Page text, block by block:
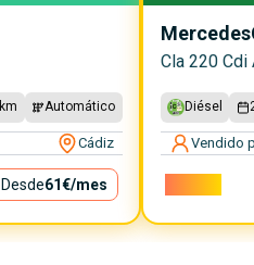
km Automático
Cádiz
Desde61€/mes
Mercedes
Cla 220 Cdi
Diésel
Vendido